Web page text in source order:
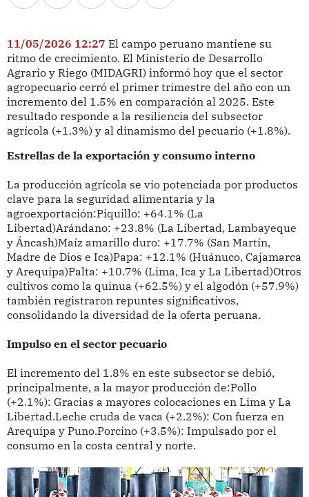
11/05/2026 12:27 El campo peruano mantiene su
ritmo de crecimiento. El Ministerio de Desarrollo
Agrario y Riego (MIDAGRI) informó hoy que el sector
agropecuario cerró el primer trimestre del año con un
incremento del 1.5% en comparación al 2025. Este
resultado responde a la resiliencia del subsector
agrícola (+1.3%) y al dinamismo del pecuario (+1.8%).
Estrellas de la exportación y consumo interno
La producción agrícola se vio potenciada por productos
clave para la seguridad alimentaria y la
agroexportación:Piquillo: +64.1% (La
Libertad)Arándano: +23.8% (La Libertad, Lambayeque
y Áncash)Maíz amarillo duro: +17.7% (San Martín,
Madre de Dios e Ica)Papa: +12.1% (Huánuco, Cajamarca
y Arequipa)Palta: +10.7% (Lima, Ica y La Libertad)Otros
cultivos como la quinua (+62.5%) y el algodón (+57.9%)
también registraron repuntes significativos,
consolidando la diversidad de la oferta peruana.
Impulso en el sector pecuario
El incremento del 1.8% en este subsector se debió,
principalmente, a la mayor producción de:Pollo
(+2.1%): Gracias a mayores colocaciones en Lima y La
Libertad.Leche cruda de vaca (+2.2%): Con fuerza en
Arequipa y Puno.Porcino (+3.5%): Impulsado por el
consumo en la costa central y norte.